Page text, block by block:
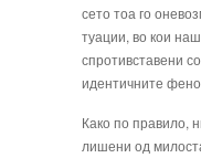
сето тоа го
туации, во кои
спротивставени
идентичните
Како по правило,
лишени од